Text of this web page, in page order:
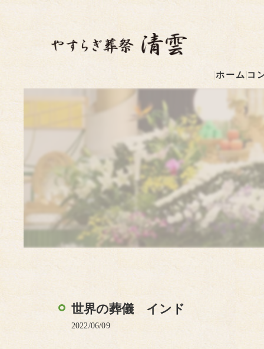
ホーム コ
世界の葬儀 インド
2022/06/09